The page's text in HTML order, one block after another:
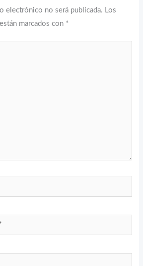
electrónico no será publicada. Los
marcados con *